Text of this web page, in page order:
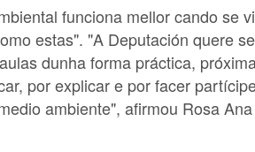
funciona mellor cando se
estas". "A Deputación quere
dunha forma práctica,
por explicar e por facer
ambiente", afirmou Rosa